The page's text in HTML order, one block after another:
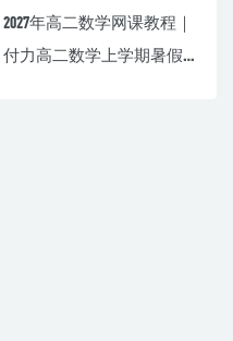
2027年高二数学网课教程｜
付力高二数学上学期暑假